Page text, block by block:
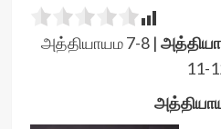
அத்தியாயம 7-8 |
11-